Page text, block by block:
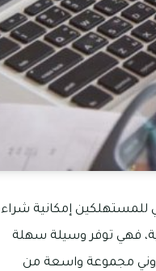
للمستهلكين إمكانية شراء
فهي توفر وسيلة سهلة
مجموعة واسعة من